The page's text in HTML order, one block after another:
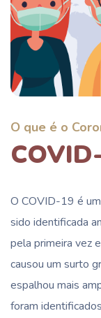
O que é o
O COVID-19 é
sido identificada
pela primeira vez
causou um surto
espalhou mais
foram